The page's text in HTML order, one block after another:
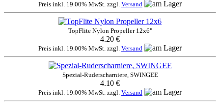
Preis inkl. 19.00% MwSt. zzgl. Versand
TopFlite Nylon Propeller 12x6"
4.20 €
Preis inkl. 19.00% MwSt. zzgl. Versand
Spezial-Ruderscharniere, SWINGEE
4.10 €
Preis inkl. 19.00% MwSt. zzgl. Versand